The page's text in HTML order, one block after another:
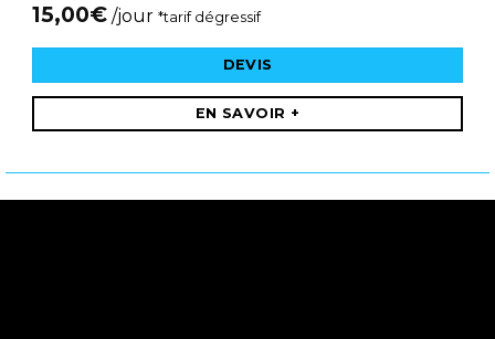
15,00€ /jour *tarif dégressif
DEVIS
EN SAVOIR +